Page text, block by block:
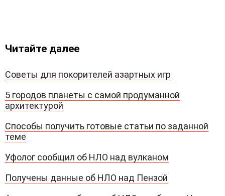
Читайте далее
Советы для покорителей азартных игр
5 городов планеты с самой продуманной
архитектурой
Способы получить готовые статьи по заданной
теме
Уфолог сообщил об НЛО над вулканом
Получены данные об НЛО над Пензой